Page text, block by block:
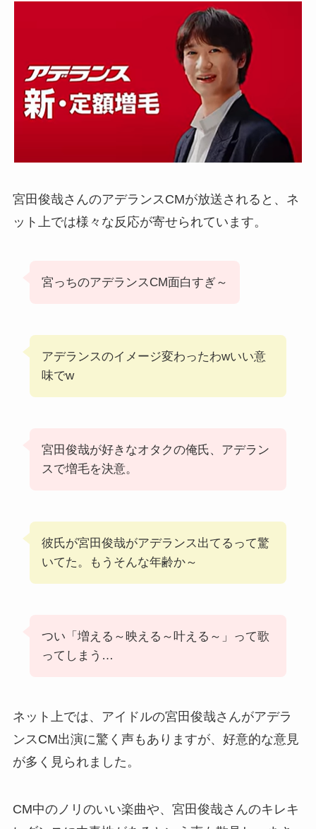
宮田俊哉さんのアデランスCMが放送されると、ネ
ット上では様々な反応が寄せられています。
宮っちのアデランスCM面白すぎ～
アデランスのイメージ変わったわwいい意
味でw
宮田俊哉が好きなオタクの俺氏、アデラン
スで増毛を決意。
彼氏が宮田俊哉がアデランス出てるって驚
いてた。もうそんな年齢か～
つい「増える～映える～叶える～」って歌
ってしまう…
ネット上では、アイドルの宮田俊哉さんがアデラ
ンスCM出演に驚く声もありますが、好意的な意見
が多く見られました。
CM中のノリのいい楽曲や、宮田俊哉さんのキレキ